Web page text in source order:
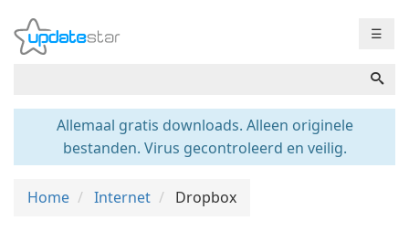
☰
Allemaal gratis downloads. Alleen originele
bestanden. Virus gecontroleerd en veilig.
Home Internet Dropbox